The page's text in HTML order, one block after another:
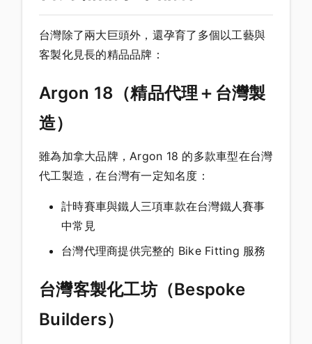
台灣除了兩大巨頭外，還孕育了多個以工藝與
客製化見長的精品品牌：
Argon 18（精品代理＋台灣製
造）
雖為加拿大品牌，Argon 18 的多款車型在台灣
代工製造，在台灣有一定知名度：
計時賽車與鐵人三項車款在台灣鐵人賽事
中常見
台灣代理商提供完整的 Bike Fitting 服務
台灣客製化工坊（Bespoke
Builders）